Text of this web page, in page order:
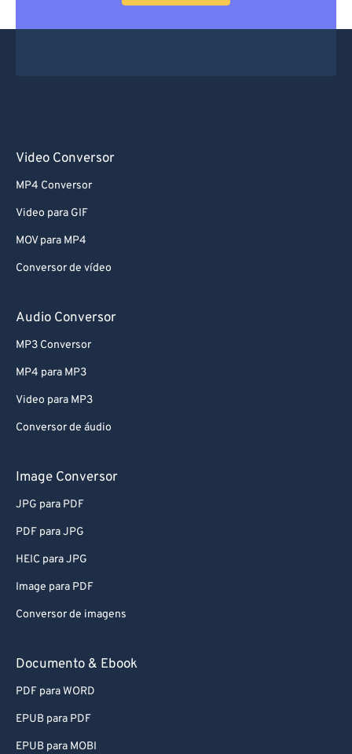
Video Conversor
MP4 Conversor
Video para GIF
MOV para MP4
Conversor de vídeo
Audio Conversor
MP3 Conversor
MP4 para MP3
Video para MP3
Conversor de áudio
Image Conversor
JPG para PDF
PDF para JPG
HEIC para JPG
Image para PDF
Conversor de imagens
Documento & Ebook
PDF para WORD
EPUB para PDF
EPUB para MOBI